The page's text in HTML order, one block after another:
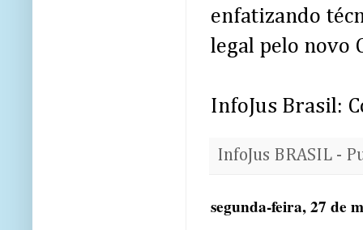
enfatizando
legal pelo novo
InfoJus Brasil:
InfoJus BRASIL -
segunda-feira, 27 de